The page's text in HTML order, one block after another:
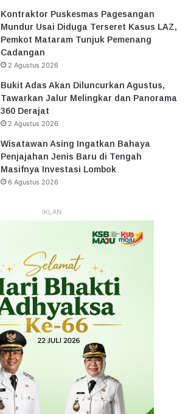
Kontraktor Puskesmas Pagesangan
Mundur Usai Diduga Terseret Kasus LAZ,
Pemkot Mataram Tunjuk Pemenang
Cadangan
2 Agustus 2026
Bukit Adas Akan Diluncurkan Agustus,
Tawarkan Jalur Melingkar dan Panorama
360 Derajat
2 Agustus 2026
Wisatawan Asing Ingatkan Bahaya
Penjajahan Jenis Baru di Tengah
Masifnya Investasi Lombok
6 Agustus 2026
IKLAN